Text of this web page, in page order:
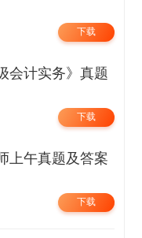
下载
会计实务》真题
下载
上午真题及答案
下载